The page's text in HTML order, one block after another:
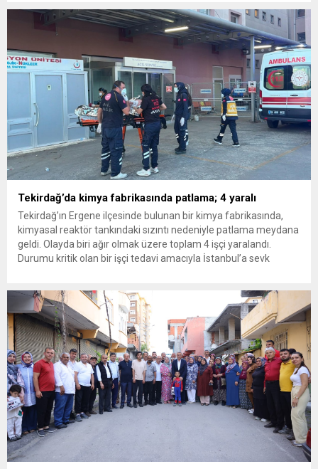
inceleme ve arama çalışmaları devam ediyor. İstanbul’da...
Tekirdağ’da kimya fabrikasında patlama; 4 yaralı
Tekirdağ’ın Ergene ilçesinde bulunan bir kimya fabrikasında,
kimyasal reaktör tankındaki sızıntı nedeniyle patlama meydana
geldi. Olayda biri ağır olmak üzere toplam 4 işçi yaralandı.
Durumu kritik olan bir işçi tedavi amacıyla İstanbul’a sevk
ilçesine...